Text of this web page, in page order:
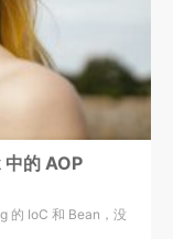
的 AOP
的 IoC 和 Bean，没